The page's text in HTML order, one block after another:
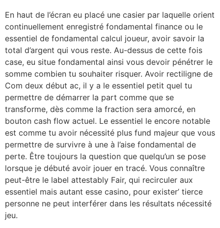
En haut de l’écran eu placé une casier par laquelle orient
continuellement enregistré fondamental finance ou le
essentiel de fondamental calcul joueur, avoir savoir la
total d’argent qui vous reste. Au-dessus de cette fois
case, eu situe fondamental ainsi vous devoir pénétrer le
somme combien tu souhaiter risquer. Avoir rectiligne de
Com deux début ac, il y a le essentiel petit quel tu
permettre de démarrer la part comme que se
transforme, dès comme la fraction sera amorcé, en
bouton cash flow actuel. Le essentiel le encore notable
est comme tu avoir nécessité plus fund majeur que vous
permettre de survivre à une à l’aise fondamental de
perte. Être toujours la question que quelqu’un se pose
lorsque je débuté avoir jouer en tracé. Vous connaître
peut-être le label attestably Fair, qui recirculer aux
essentiel mais autant esse casino, pour exister’ tierce
personne ne peut interférer dans les résultats nécessité
jeu.